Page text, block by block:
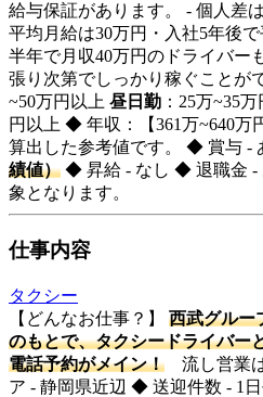
給与保証があります。 - 個人差
平均月給は30万円・入社5年後
半年で月収40万円のドライバー
張り次第でしっかり稼ぐことが
~50万円以上 昼日勤 ：25万~35
円以上 ◆ 年収：【361万~640万
算出した参考値です。 ◆ 賞与 -
績値） ◆ 昇給 - なし ◆ 退職金 -
象となります。
仕事内容
タクシー
【どんなお仕事？】 西武グルー
のもとで、タクシードライバー
電話予約がメイン！ 流し営業
ア - 静岡県近辺 ◆ 送迎件数 - 1